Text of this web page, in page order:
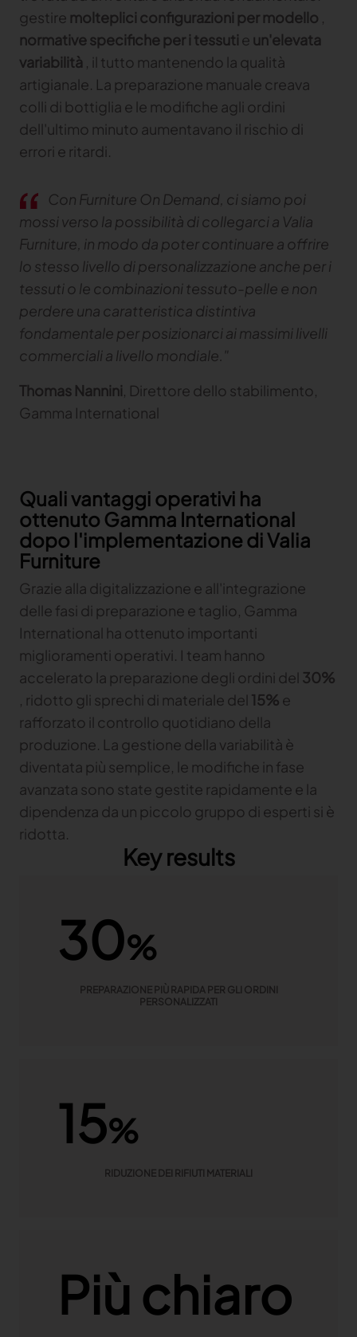
gestire molteplici configurazioni per modello ,
normative specifiche per i tessuti e un'elevata
variabilità , il tutto mantenendo la qualità
artigianale. La preparazione manuale creava
colli di bottiglia e le modifiche agli ordini
dell'ultimo minuto aumentavano il rischio di
errori e ritardi.
Con Furniture On Demand, ci siamo poi
mossi verso la possibilità di collegarci a Valia
Furniture, in modo da poter continuare a offrire
lo stesso livello di personalizzazione anche per i
tessuti o le combinazioni tessuto-pelle e non
perdere una caratteristica distintiva
fondamentale per posizionarci ai massimi livelli
commerciali a livello mondiale."
Thomas Nannini, Direttore dello stabilimento,
Gamma International
Quali vantaggi operativi ha
ottenuto Gamma International
dopo l'implementazione di Valia
Furniture
Grazie alla digitalizzazione e all'integrazione
delle fasi di preparazione e taglio, Gamma
International ha ottenuto importanti
miglioramenti operativi. I team hanno
accelerato la preparazione degli ordini del 30%
, ridotto gli sprechi di materiale del 15% e
rafforzato il controllo quotidiano della
produzione. La gestione della variabilità è
diventata più semplice, le modifiche in fase
avanzata sono state gestite rapidamente e la
dipendenza da un piccolo gruppo di esperti si è
ridotta.
Key results
30%
PREPARAZIONE PIÙ RAPIDA PER GLI ORDINI
PERSONALIZZATI
15%
RIDUZIONE DEI RIFIUTI MATERIALI
Più chiaro